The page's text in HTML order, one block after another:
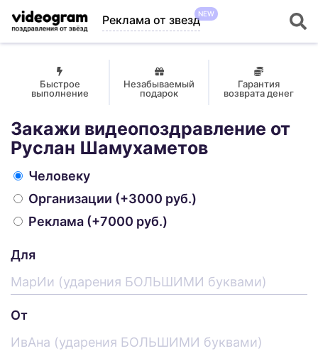
Реклама от звездNEW
Быстрое
выполнение
Незабываемый
подарок
Гарантия
возврата денег
Закажи видеопоздравление от
Руслан Шамухаметов
Человеку
Организации (+3000 руб.)
Реклама (+7000 руб.)
Для
От